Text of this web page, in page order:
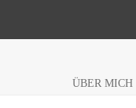
ÜBER MICH